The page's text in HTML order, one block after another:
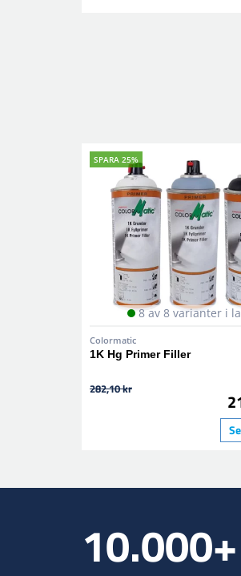
SPARA 25%
8 av 8 varianter i
Colormatic
1K Hg Primer Filler
282,10 kr
10.000+